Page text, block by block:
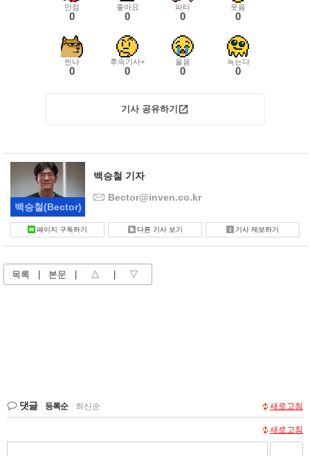
만점
0
좋아요
0
파티
0
웃음
0
씬나
0
후속기사+
0
울음
0
녹는다
0
기사 공유하기
백승철(Bector)
백승철 기자
Bector@inven.co.kr
페이지 구독하기 다른 기사 보기 기사 제보하기
목록 본문 △ ▽
댓글 등록순 최신순 새로고침
새로고침